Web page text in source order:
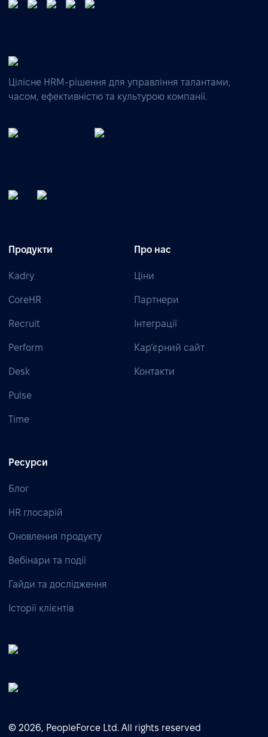
Цілісне HRM-рішення для управління талантами,
часом, ефективністю та культурою компанії.
Продукти
Kadry
CoreHR
Recruit
Perform
Desk
Pulse
Time
Про нас
Ціни
Партнери
Інтеграції
Кар’єрний сайт
Контакти
Ресурси
Блог
HR глосарій
Оновлення продукту
Вебінари та події
Гайди та дослідження
Історії клієнтів
© 2026, PeopleForce Ltd. All rights reserved